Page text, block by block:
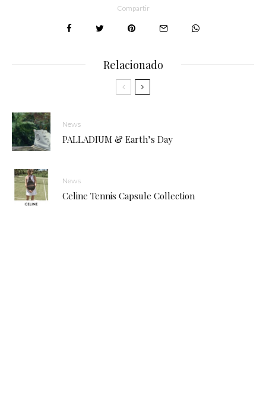
Compartir
Relacionado
News
PALLADIUM & Earth’s Day
News
Celine Tennis Capsule Collection